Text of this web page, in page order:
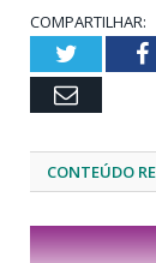
COMPARTILHAR:
Twitter
Email
CONTEÚDO